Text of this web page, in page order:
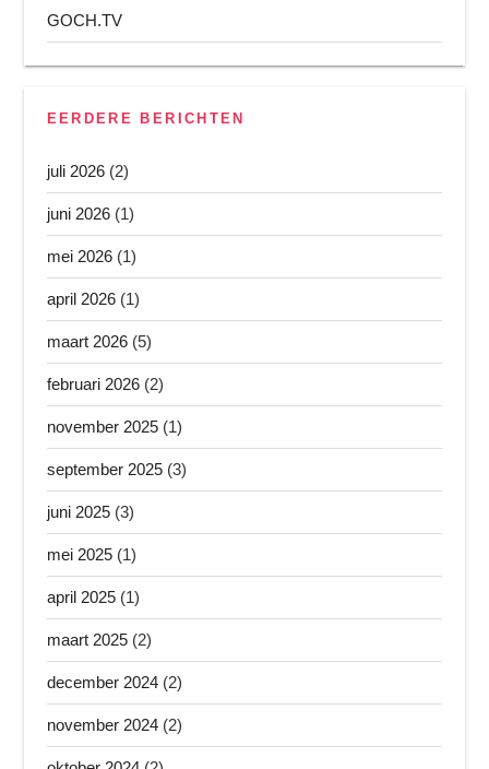
GOCH.TV
EERDERE BERICHTEN
juli 2026(2)
juni 2026(1)
mei 2026(1)
april 2026(1)
maart 2026(5)
februari 2026(2)
november 2025(1)
september 2025(3)
juni 2025(3)
mei 2025(1)
april 2025(1)
maart 2025(2)
december 2024(2)
november 2024(2)